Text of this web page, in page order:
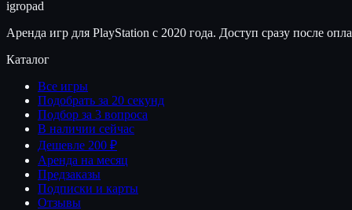
igropad
Аренда игр для PlayStation с 2020 года. Доступ сразу после
Каталог
Все игры
Подобрать за 20 секунд
Подбор за 3 вопроса
В наличии сейчас
Дешевле 200 ₽
Аренда на месяц
Предзаказы
Подписки и карты
Отзывы